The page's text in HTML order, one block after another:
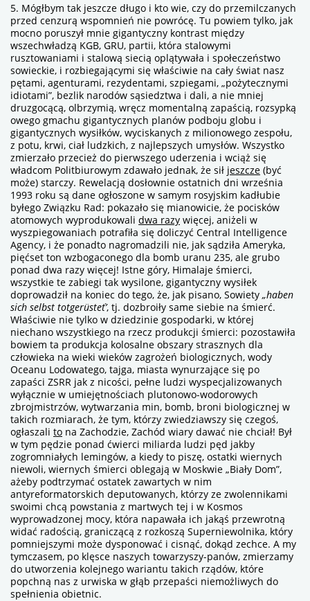
5. Mógłbym tak jeszcze długo i kto wie, czy do przemilczanych
przed cenzurą wspomnień nie powrócę. Tu powiem tylko, jak
mocno poruszył mnie gigantyczny kontrast między
wszechwładzą KGB, GRU, partii, która stalowymi
rusztowaniami i stalową siecią oplątywała i społeczeństwo
sowieckie, i rozbiegającymi się właściwie na cały świat nasz
pętami, agenturami, rezydentami, szpiegami, „pożytecznymi
idiotami”, bezlik narodów sąsiedztwa i dali, a nie mniej
druzgocącą, olbrzymią, wręcz momentalną zapaścią, rozsypką
owego gmachu gigantycznych planów podboju globu i
gigantycznych wysiłków, wyciskanych z milionowego zespołu,
z potu, krwi, ciał ludzkich, z najlepszych umysłów. Wszystko
zmierzało przecież do pierwszego uderzenia i wciąż się
władcom Politbiurowym zdawało jednak, że sił jeszcze (być
może) starczy. Rewelacją dosłownie ostatnich dni września
1993 roku są dane ogłoszone w samym rosyjskim kadłubie
byłego Związku Rad: pokazało się mianowicie, że pocisków
atomowych wyprodukowali dwa razy więcej, aniżeli w
wyszpiegowaniach potrafiła się doliczyć Central Intelligence
Agency, i że ponadto nagromadzili nie, jak sądziła Ameryka,
pięćset ton wzbogaconego dla bomb uranu 235, ale grubo
ponad dwa razy więcej! Istne góry, Himalaje śmierci,
wszystkie te zabiegi tak wysilone, gigantyczny wysiłek
doprowadził na koniec do tego, że, jak pisano, Sowiety „haben
sich selbst totgerüsteť’, tj. dozbroiły same siebie na śmierć.
Właściwie nie tylko w dziedzinie gospodarki, w której
niechano wszystkiego na rzecz produkcji śmierci: pozostawiła
bowiem ta produkcja kolosalne obszary strasznych dla
człowieka na wieki wieków zagrożeń biologicznych, wody
Oceanu Lodowatego, tajga, miasta wynurzające się po
zapaści ZSRR jak z nicości, pełne ludzi wyspecjalizowanych
wyłącznie w umiejętnościach plutonowo-wodorowych
zbrojmistrzów, wytwarzania min, bomb, broni biologicznej w
takich rozmiarach, że tym, którzy zwiedziawszy się czegoś,
ogłaszali to na Zachodzie, Zachód wiary dawać nie chciał! Był
w tym pędzie ponad ćwierci miliarda ludzi pęd jakby
zogromniałych lemingów, a kiedy to piszę, ostatki wiernych
niewoli, wiernych śmierci oblegają w Moskwie „Biały Dom”,
ażeby podtrzymać ostatek zawartych w nim
antyreformatorskich deputowanych, którzy ze zwolennikami
swoimi chcą powstania z martwych tej i w Kosmos
wyprowadzonej mocy, która napawała ich jakąś przewrotną
widać radością, graniczącą z rozkoszą Superniewolnika, który
pomniejszymi może dysponować i cisnąć, dokąd zechce. A my
tymczasem, po klęsce naszych towarzyszy-panów, zmierzamy
do utworzenia kolejnego wariantu takich rządów, które
popchną nas z urwiska w głąb przepaści niemożliwych do
spełnienia obietnic.